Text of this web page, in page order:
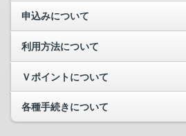
申込みについて
利用方法について
Ｖポイントについて
各種手続きについて